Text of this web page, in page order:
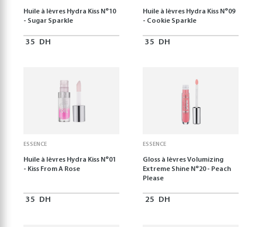
Huile à lèvres Hydra Kiss N°10
- Sugar Sparkle
35 DH
Huile à lèvres Hydra Kiss N°09
- Cookie Sparkle
35 DH
ESSENCE
Huile à lèvres Hydra Kiss N°01
- Kiss From A Rose
35 DH
ESSENCE
Gloss à lèvres Volumizing
Extreme Shine N°20 - Peach
Please
25 DH